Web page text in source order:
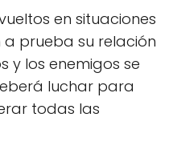
en situaciones
prueba su relación
y los enemigos se
luchar para
todas las